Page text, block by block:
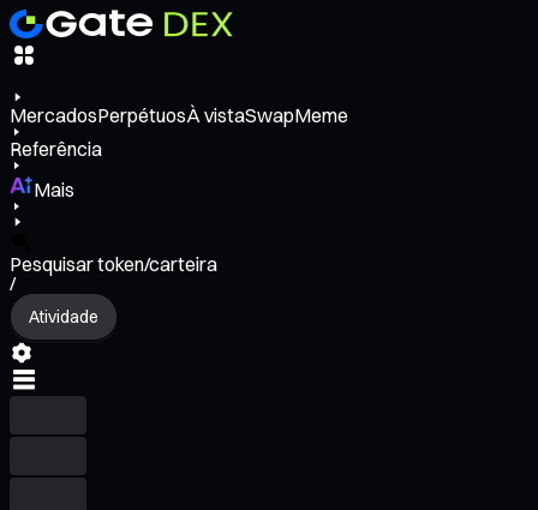
MercadosPerpétuosÀ vistaSwapMeme
Referência
Mais
Pesquisar token/carteira
/
Atividade